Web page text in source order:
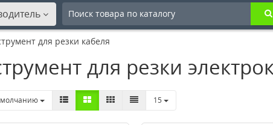
для резки кабеля
для резки
15